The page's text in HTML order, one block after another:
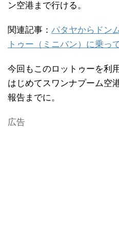
ン空港まで行ける。
関連記事： パタヤからドン
トゥー（ミニバン）に乗っ
今回もこのロットゥーを利用
はじめてスワンナプーム空
報告までに。
広告